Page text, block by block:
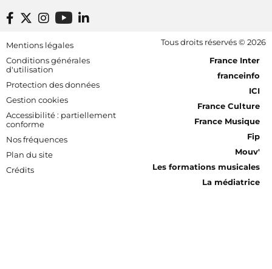
Footer bottom
Mentions légales
Conditions générales
d'utilisation
Protection des données
Gestion cookies
Accessibilité : partiellement
conforme
Nos fréquences
Plan du site
Crédits
Tous droits réservés © 2026
[RDF] Pied de page - Mobile
France Inter
franceinfo
ICI
France Culture
France Musique
Fip
Mouv'
Les formations musicales
La médiatrice